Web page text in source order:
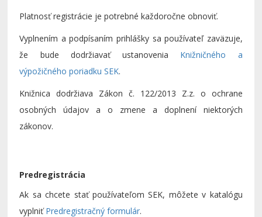
Platnosť registrácie je potrebné každoročne obnoviť.
Vyplnením a podpísaním prihlášky sa používateľ zaväzuje,
že bude dodržiavať ustanovenia Knižničného a
výpožičného poriadku SEK.
Knižnica dodržiava Zákon č. 122/2013 Z.z. o ochrane
osobných údajov a o zmene a doplnení niektorých
zákonov.
Predregistrácia
Ak sa chcete stať používateľom SEK, môžete v katalógu
vyplniťPredregistračný formulár.